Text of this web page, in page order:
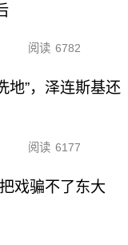
阅读 6782
地”，泽连斯基还
阅读 6177
戏骗不了东大